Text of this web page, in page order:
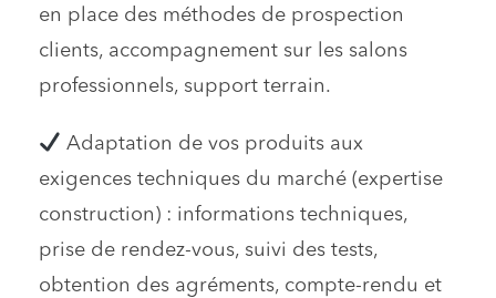
en place des méthodes de prospection
clients, accompagnement sur les salons
professionnels, support terrain.
Adaptation de vos produits aux
exigences techniques du marché (expertise
construction) : informations techniques,
prise de rendez-vous, suivi des tests,
obtention des agréments, compte-rendu et